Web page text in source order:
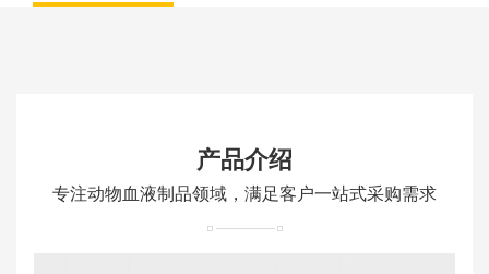
产品介绍
专注动物血液制品领域，满足客户一站式采购需求